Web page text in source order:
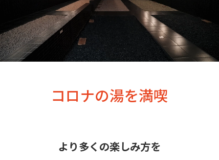
コロナの湯を満喫
より多くの楽しみ方を